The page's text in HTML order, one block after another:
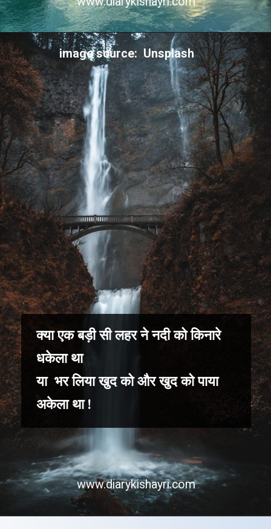
क्या एक बड़ी सी लहर ने नदी को किनारे
धकेला था
या भर लिया खुद को और खुद को पाया
अकेला था !
www.diarykishayri.com
image source: Unsplash